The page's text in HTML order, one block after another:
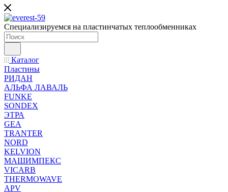
Специализируемся на пластинчатых теплообменниках
Каталог
Пластины
РИДАН
АЛЬФА ЛАВАЛЬ
FUNKE
SONDEX
ЭТРА
GEA
TRANTER
NORD
KELVION
МАШИМПЕКС
VICARB
THERMOWAVE
APV